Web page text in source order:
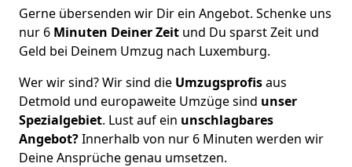
Gerne übersenden wir Dir ein Angebot. Schenke uns
nur 6 Minuten Deiner Zeit und Du sparst Zeit und
Geld bei Deinem Umzug nach Luxemburg.
Wer wir sind? Wir sind die Umzugsprofisaus
Detmold und europaweite Umzüge sind unser
Spezialgebiet. Lust auf ein unschlagbares
Angebot?Innerhalb von nur 6 Minuten werden wir
Deine Ansprüche genau umsetzen.